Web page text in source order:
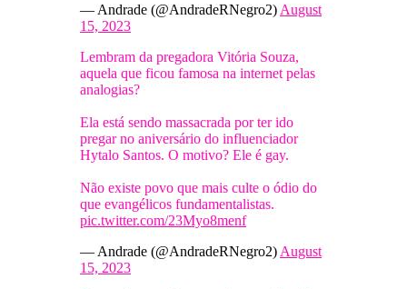
— Andrade (@AndradeRNegro2) August
15, 2023
Lembram da pregadora Vitória Souza,
aquela que ficou famosa na internet pelas
analogias?
Ela está sendo massacrada por ter ido
pregar no aniversário do influenciador
Hytalo Santos. O motivo? Ele é gay.
Não existe povo que mais culte o ódio do
que evangélicos fundamentalistas.
pic.twitter.com/23Myo8menf
— Andrade (@AndradeRNegro2) August
15, 2023